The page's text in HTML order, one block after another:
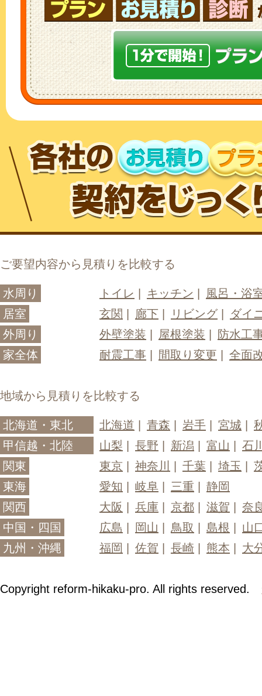
ご要望内容から見積りを比較する
水周り トイレ キッチン
風呂・浴
居室
玄関 廊下 リビング
ダイ
外周り
外壁塗装 屋根塗装
防水工
家全体
耐震工事 間取り変更 全面
地域から見積りを比較する
北海道・東北 北海道 青森 岩手 宮城
甲信越・北陸
山梨 長野 新潟 富山
石
関東
東京 神奈川 千葉 埼玉
東海
愛知 岐阜 三重
静岡
関西
大阪 兵庫 京都 滋賀
奈
中国・四国
広島 岡山 鳥取 島根
山
九州・沖縄
福岡 佐賀 長崎 熊本 大
Copyright reform-hikaku-pro. All rights reserved.